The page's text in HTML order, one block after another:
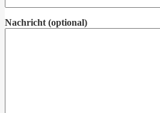
Nachricht (optional)